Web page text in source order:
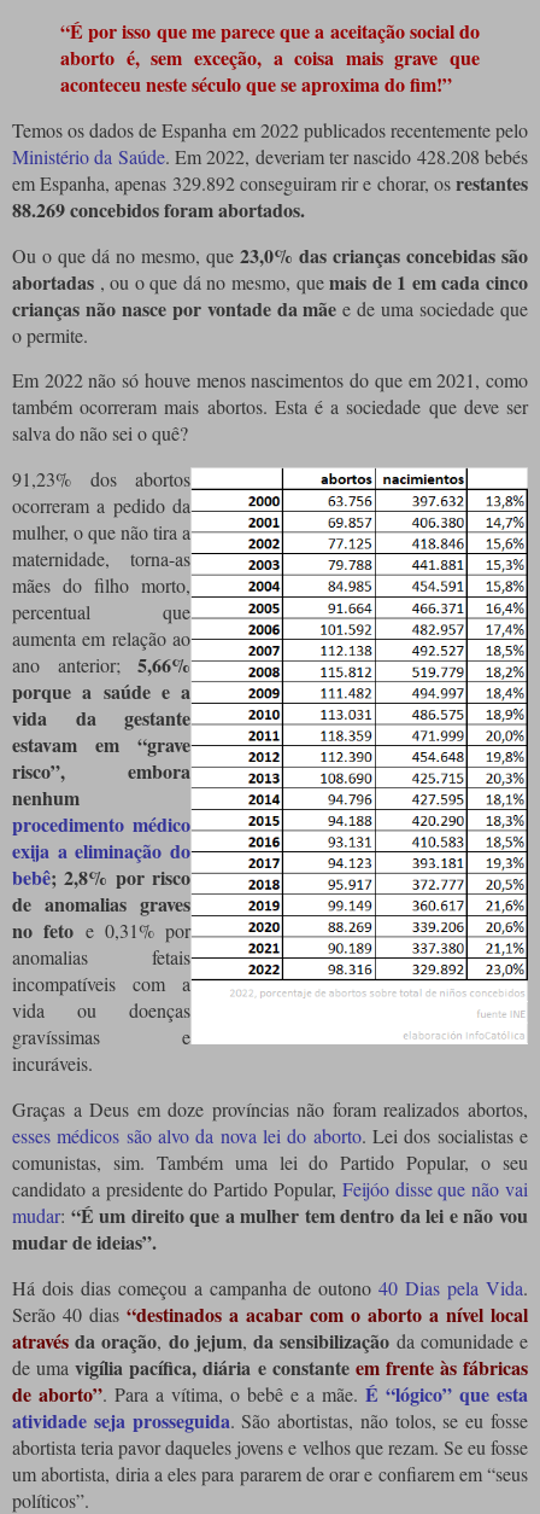
“É por isso que me parece que a aceitação social do
aborto é, sem exceção, a coisa mais grave que
aconteceu neste século que se aproxima do fim!”
Temos os dados de Espanha em 2022 publicados recentemente pelo
Ministério da Saúde.Em 2022, deveriam ter nascido 428.208 bebés
em Espanha, apenas 329.892 conseguiram rir e chorar, osrestantes
88.269 concebidos foram abortados.
Ou o que dá no mesmo, que 23,0% das crianças concebidas são
abortadas , ou o que dá no mesmo, quemais de 1 em cada cinco
crianças não nasce por vontade da mãe e de uma sociedade que
o permite.
Em 2022 não só houve menos nascimentos do que em 2021, como
também ocorreram mais abortos. Esta é a sociedade que deve ser
salva do não sei o quê?
91,23% dos abortos
ocorreram a pedido da
mulher, o que não tira a
maternidade, torna-as
mães do filho morto,
percentual que
aumenta em relação ao
ano anterior; 5,66%
porque a saúde e a
vida da gestante
estavam em “grave
risco”, embora
nenhum
procedimento médico
exija a eliminação do
bebê;2,8% por risco
de anomalias graves
no feto e 0,31% por
anomalias fetais
incompatíveis com a
vida ou doenças
gravíssimas e
incuráveis.
Graças a Deus em doze províncias não foram realizados abortos,
esses médicos são alvo da nova lei do aborto.Lei dos socialistas e
comunistas, sim. Também uma lei do Partido Popular, o seu
candidato a presidente do Partido Popular, Feijóo disse que não vai
mudar: “É um direito que a mulher tem dentro da lei e não vou
mudar de ideias”.
Há dois dias começou a campanha de outono40 Dias pela Vida.
Serão 40 dias “destinados a acabar com o aborto a nível local
através da oração, do jejum,da sensibilização da comunidade e
de umavigília pacífica, diária e constante em frente às fábricas
de aborto”. Para a vítima, o bebê e a mãe. É “lógico” que esta
atividade seja prosseguida.São abortistas, não tolos, se eu fosse
abortista teria pavor daqueles jovens e velhos que rezam. Se eu fosse
um abortista, diria a eles para pararem de orar e confiarem em “seus
políticos”.